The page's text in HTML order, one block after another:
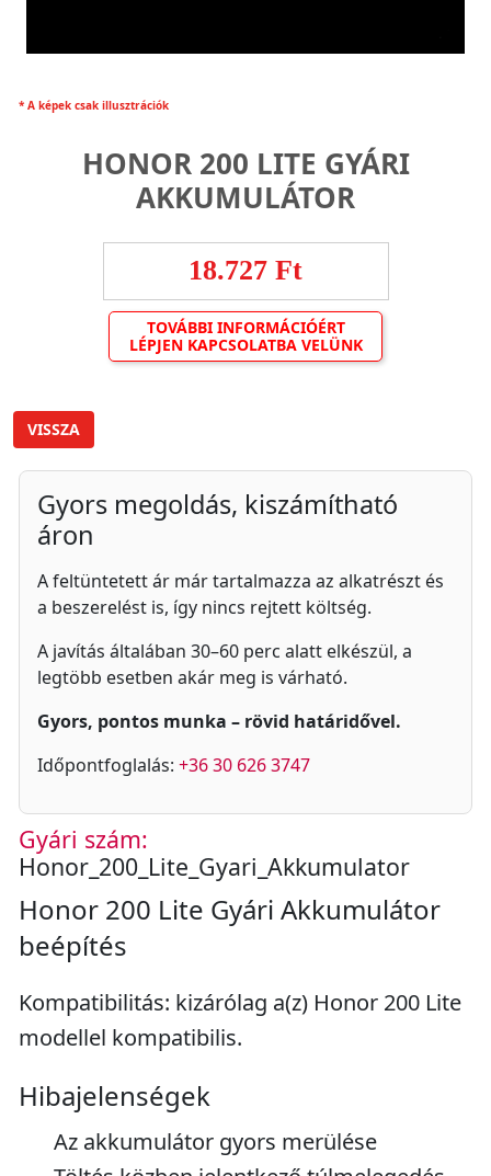
* A képek csak illusztrációk
HONOR 200 LITE GYÁRI
AKKUMULÁTOR
18.727 Ft
TOVÁBBI INFORMÁCIÓÉRT
LÉPJEN KAPCSOLATBA VELÜNK
VISSZA
Gyors megoldás, kiszámítható
áron
A feltüntetett ár már tartalmazza az alkatrészt és
a beszerelést is, így nincs rejtett költség.
A javítás általában 30–60 perc alatt elkészül, a
legtöbb esetben akár meg is várható.
Gyors, pontos munka – rövid határidővel.
Időpontfoglalás: +36 30 626 3747
Gyári szám:
Honor_200_Lite_Gyari_Akkumulator
Honor 200 Lite Gyári Akkumulátor
beépítés
Kompatibilitás: kizárólag a(z) Honor 200 Lite
modellel kompatibilis.
Hibajelenségek
Az akkumulátor gyors merülése